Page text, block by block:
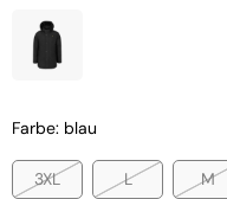
Farbe: blau
3XL L M